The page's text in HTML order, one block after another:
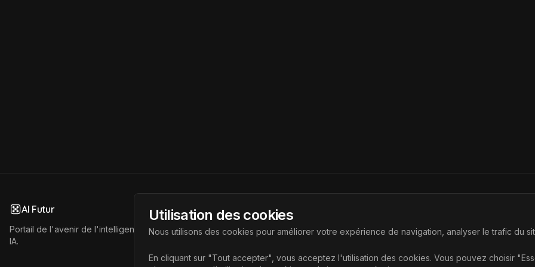
AI Futur
Portail de l'avenir de l'intelligence artificielle, vous aidant à découvrir les dernières technologies
IA.
Accueil
Catégories
Utilisation des cookies
Nous utilisons des cookies pour améliorer votre expérience de navigation, analyser le trafic du
En cliquant sur "Tout accepter", vous acceptez l'utilisation des cookies. Vous pouvez choisir